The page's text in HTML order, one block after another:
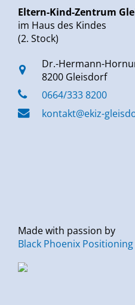
Eltern-Kind-Zentrum
im Haus des Kindes
(2. Stock)
Dr.-Hermann-
8200 Gleisdorf
0664/333 8200
kontakt@ekiz-
Made with passion by
Black Phoenix Positioning